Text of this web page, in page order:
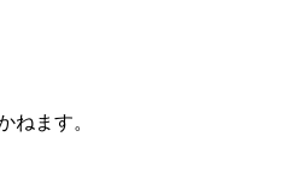
ねます。